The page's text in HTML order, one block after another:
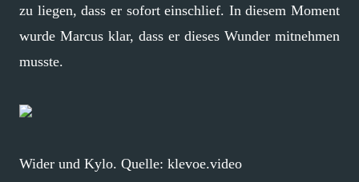
zu liegen, dass er sofort einschlief. In diesem Moment
wurde Marcus klar, dass er dieses Wunder mitnehmen
musste.
Wider und Kylo. Quelle: klevoe.video